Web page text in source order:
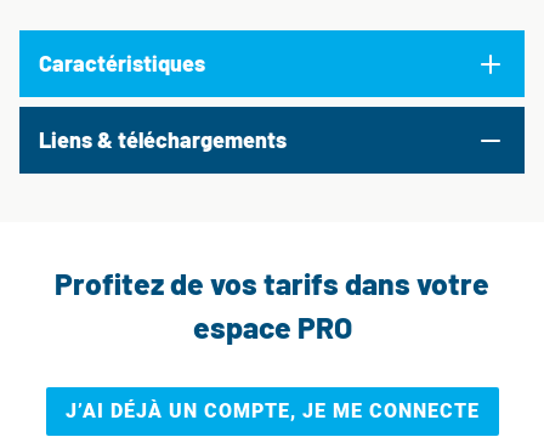
Caractéristiques
Liens & téléchargements
Profitez de vos tarifs dans votre
espace PRO
J’AI DÉJÀ UN COMPTE, JE ME CONNECTE